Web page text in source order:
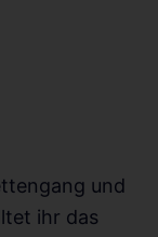
und
ihr das